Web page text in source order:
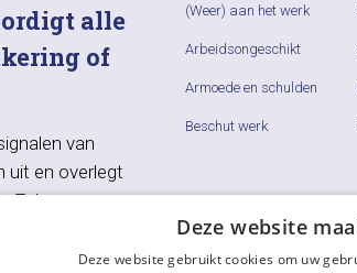
alle
of
van
uit en overlegt
Zaken en
(Weer) aan het werk
Arbeidsongeschikt
Armoede en schulden
Beschut werk
Deze website
Deze website gebruikt cookies om uw